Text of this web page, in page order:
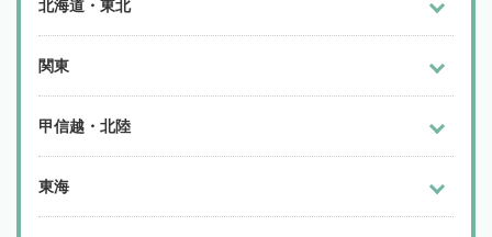
北海道・東北
関東
甲信越・北陸
東海